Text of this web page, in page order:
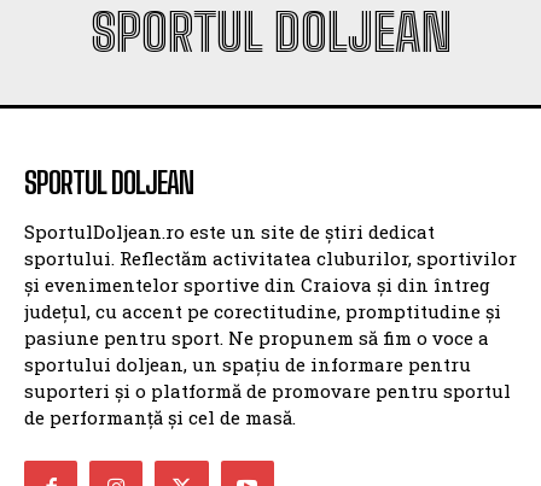
SPORTUL DOLJEAN
SPORTUL DOLJEAN
SportulDoljean.ro este un site de știri dedicat
sportului. Reflectăm activitatea cluburilor, sportivilor
și evenimentelor sportive din Craiova și din întreg
județul, cu accent pe corectitudine, promptitudine și
pasiune pentru sport. Ne propunem să fim o voce a
sportului doljean, un spațiu de informare pentru
suporteri și o platformă de promovare pentru sportul
de performanță și cel de masă.